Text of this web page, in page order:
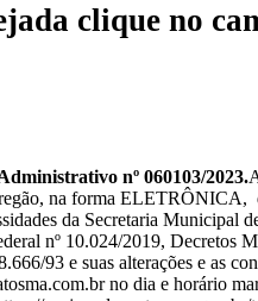
clique no
nº 060103/2023.
na forma
da Secretaria Municipal
nº 10.024/2019, Decretos
93 e suas alterações e as
no dia e horário